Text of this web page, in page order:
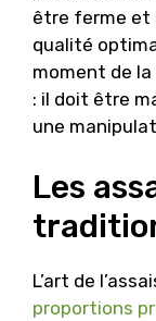
être ferme et
qualité
moment de
: il doit être
une
Les
L’art de
proportions